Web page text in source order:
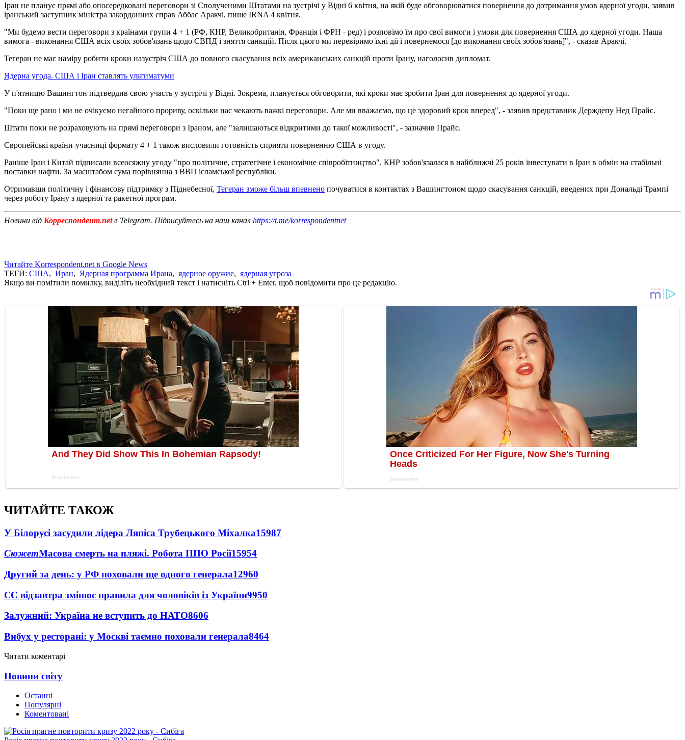
Іран не планує прямі або опосередковані переговори зі Сполученими Штатами на зустрічі у Відні 6 квітня, на якій буде обговорюватися повернення до дотримання умов ядерної угоди, заявив
іранський заступник міністра закордонних справ Аббас Аракчі, пише IRNA 4 квітня.
"Ми будемо вести переговори з країнами групи 4 + 1 (РФ, КНР, Великобританія, Франція і ФРН - ред) і розповімо їм про свої вимоги і умови для повернення США до ядерної угоди. Наша
вимога - виконання США всіх своїх зобов'язань щодо СВПД і зняття санкцій. Після цього ми перевіримо їхні дії і повернемося [до виконання своїх зобов'язань]", - сказав Аракчі.
Тегеран не має наміру робити кроки назустріч США до повного скасування всіх американських санкцій проти Ірану, наголосив дипломат.
Ядерна угода. США і Іран ставлять ультиматуми
У п'ятницю Вашингтон підтвердив свою участь у зустрічі у Відні. Зокрема, планується обговорити, які кроки має зробити Іран для повернення до ядерної угоди.
"Поки ще рано і ми не очікуємо негайного прориву, оскільки нас чекають важкі переговори. Але ми вважаємо, що це здоровий крок вперед", - заявив представник Держдепу Нед Прайс.
Штати поки не розраховують на прямі переговори з Іраном, але "залишаються відкритими до такої можливості", - зазначив Прайс.
Європейські країни-учасниці формату 4 + 1 також висловили готовність сприяти поверненню США в угоду.
Раніше Іран і Китай підписали всеосяжну угоду "про політичне, стратегічне і економічне співробітництво". КНР зобов'язалася в найближчі 25 років інвестувати в Іран в обмін на стабільні
поставки нафти. За масштабом сума порівнянна з ВВП ісламської республіки.
Отримавши політичну і фінансову підтримку з Піднебесної, Тегеран зможе більш впевнено почуватися в контактах з Вашингтоном щодо скасування санкцій, введених при Дональді Трампі
через роботу Ірану з ядерної та ракетної програм.
Новини від Корреспондент.netв Telegram. Підписуйтесь на наш канал https://t.me/korrespondentnet
Читайте Korrespondent.net в Google News
ТЕГИ: США, Иран, Ядерная программа Ирана, ядерное оружие, ядерная угроза
Якщо ви помітили помилку, виділіть необхідний текст і натисніть Ctrl + Enter, щоб повідомити про це редакцію.
ЧИТАЙТЕ ТАКОЖ
У Білорусі засудили лідера Ляпіса Трубецького Міхалка15987
СюжетМасова смерть на пляжі. Робота ППО Росії15954
Другий за день: у РФ поховали ще одного генерала12960
ЄС відзавтра змінює правила для чоловіків із України9950
Залужний: Україна не вступить до НАТО8606
Вибух у ресторані: у Москві таємно поховали генерала8464
Читати коментарі
Новини світу
Останні
Популярні
Коментовані